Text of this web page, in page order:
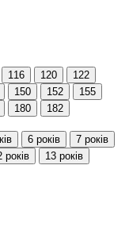
116 120
122
150 152
155
180 182
6 років
7 років
років
13 років